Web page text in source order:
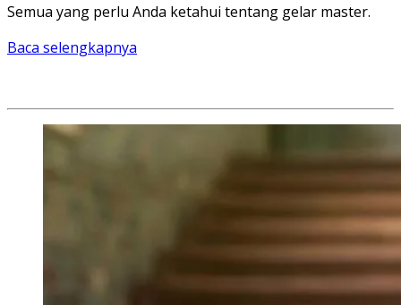
Semua yang perlu Anda ketahui tentang gelar master.
Baca selengkapnya